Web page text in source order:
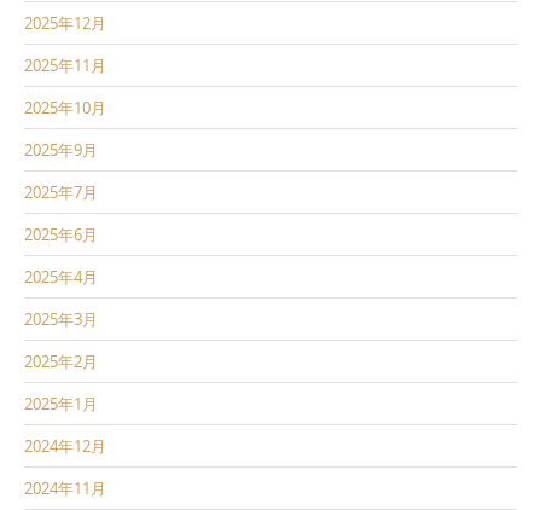
2025年12月
2025年11月
2025年10月
2025年9月
2025年7月
2025年6月
2025年4月
2025年3月
2025年2月
2025年1月
2024年12月
2024年11月